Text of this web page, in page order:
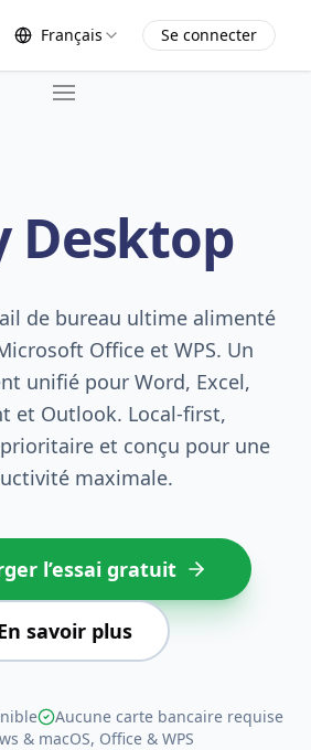
Français Se connecter
🖥️ Sally
👉 Free 🎁
Contact
Desktop
de bureau ultime alimenté
Office et WPS. Un
unifié pour Word, Excel,
et Outlook. Local-first,
et conçu pour une
maximale.
l’essai gratuit
savoir plus
Aucune carte bancaire requise
& macOS, Office & WPS